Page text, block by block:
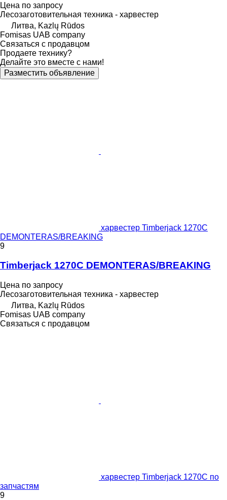
Цена по запросу
Лесозаготовительная техника - харвестер
Литва, Kazlų Rūdos
Fomisas UAB company
Связаться с продавцом
Продаете технику?
Делайте это вместе с нами!
Разместить объявление
харвестер Timberjack 1270C
DEMONTERAS/BREAKING
9
Timberjack 1270C DEMONTERAS/BREAKING
Цена по запросу
Лесозаготовительная техника - харвестер
Литва, Kazlų Rūdos
Fomisas UAB company
Связаться с продавцом
харвестер Timberjack 1270C по
запчастям
9